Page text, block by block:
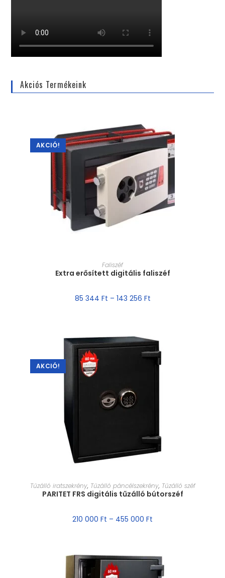
Akciós Termékeink
AKCIÓ!
MÉRET VÁLASZTÁSA
Faliszéf
Extra erősített digitális faliszéf
85 344 Ft – 143 256 Ft
AKCIÓ!
MÉRET VÁLASZTÁSA
Tűzálló iratszekrény, Tűzálló páncélszekrény, Tűzálló széf
PARITET FRS digitális tűzálló bútorszéf
210 000 Ft – 455 000 Ft